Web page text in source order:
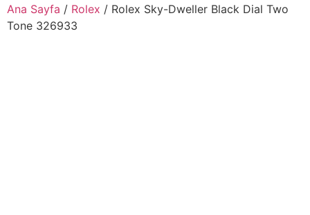
Ana Sayfa / Rolex / Rolex Sky-Dweller Black Dial Two
Tone 326933